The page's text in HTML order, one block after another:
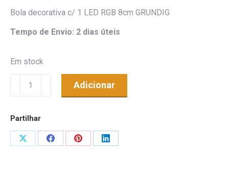
Bola decorativa c/ 1 LED RGB 8cm GRUNDIG
Tempo de Envio: 2 dias úteis
Em stock
Quantidade
decorativa
Adicionar
Partilhar
Share
Share
Share
Share